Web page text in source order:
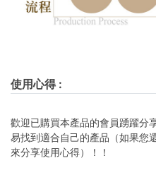
使用心得:
歡迎已購買本產品的會員踴躍分
易找到適合自己的產品（如果您
來分享使用心得）！！